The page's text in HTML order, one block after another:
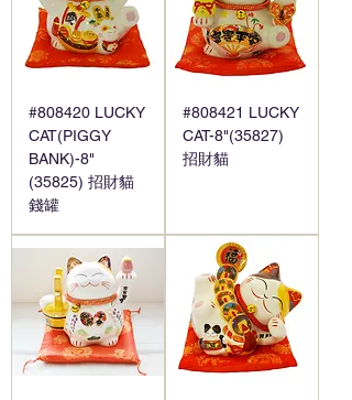
#808420 LUCKY
CAT(PIGGY
BANK)-8"
(35825) 招財貓
錢罐
#808421 LUCKY
CAT-8"(35827)
招財貓